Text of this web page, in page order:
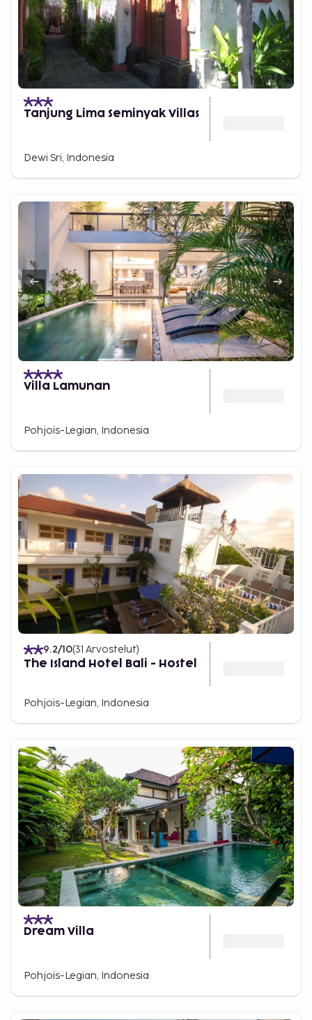
Tanjung Lima Seminyak Villas
Dewi Sri, Indonesia
Villa Lamunan
Pohjois-Legian, Indonesia
9.2/10(31 Arvostelut)
The Island Hotel Bali - Hostel
Pohjois-Legian, Indonesia
Dream Villa
Pohjois-Legian, Indonesia